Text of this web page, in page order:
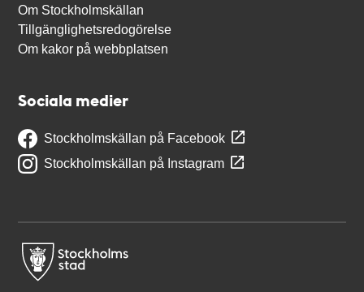
Om Stockholmskällan
Tillgänglighetsredogörelse
Om kakor på webbplatsen
Sociala medier
Stockholmskällan på Facebook
Stockholmskällan på Instagram